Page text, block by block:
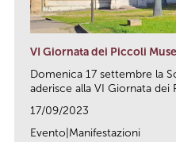
VI Giornata dei Piccoli
Domenica 17 settembre la
aderisce alla VI Giornata dei
17/09/2023
Evento|Manifestazioni